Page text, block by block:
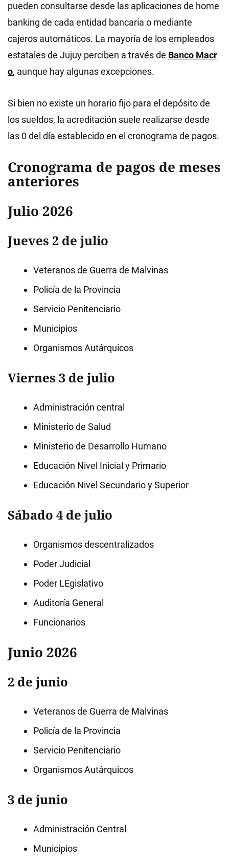
pueden consultarse desde las aplicaciones de home
banking de cada entidad bancaria o mediante
cajeros automáticos. La mayoría de los empleados
estatales de Jujuy perciben a través de Banco Macr
o, aunque hay algunas excepciones.
Si bien no existe un horario fijo para el depósito de
los sueldos, la acreditación suele realizarse desde
las 0 del día establecido en el cronograma de pagos.
Cronograma de pagos de meses
anteriores
Julio 2026
Jueves 2 de julio
Veteranos de Guerra de Malvinas
Policía de la Provincia
Servicio Penitenciario
Municipios
Organismos Autárquicos
Viernes 3 de julio
Administración central
Ministerio de Salud
Ministerio de Desarrollo Humano
Educación Nivel Inicial y Primario
Educación Nivel Secundario y Superior
Sábado 4 de julio
Organismos descentralizados
Poder Judicial
Poder LEgislativo
Auditoría General
Funcionarios
Junio 2026
2 de junio
Veteranos de Guerra de Malvinas
Policía de la Provincia
Servicio Penitenciario
Organismos Autárquicos
3 de junio
Administración Central
Municipios